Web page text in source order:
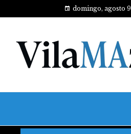
domingo, agosto 9